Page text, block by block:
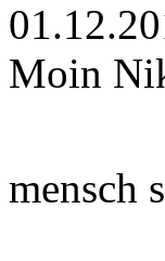
Moin
mensch